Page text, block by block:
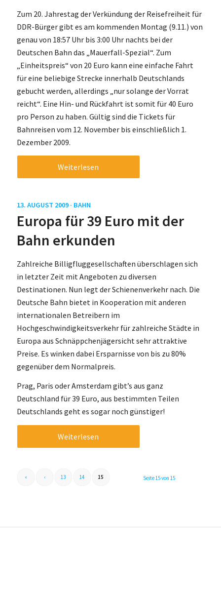
Zum 20. Jahrestag der Verkündung der Reisefreiheit für
DDR-Bürger gibt es am kommenden Montag (9.11.) von
genau von 18:57 Uhr bis 3:00 Uhr nachts bei der
Deutschen Bahn das „Mauerfall-Spezial“. Zum
„Einheitspreis“ von 20 Euro kann eine einfache Fahrt
für eine beliebige Strecke innerhalb Deutschlands
gebucht werden, allerdings „nur solange der Vorrat
reicht“. Eine Hin- und Rückfahrt ist somit für 40 Euro
pro Person zu haben. Gültig sind die Tickets für
Bahnreisen vom 12. November bis einschließlich 1.
Dezember 2009.
Weiterlesen
13. AUGUST 2009 · BAHN
Europa für 39 Euro mit der
Bahn erkunden
Zahlreiche Billigfluggesellschaften überschlagen sich
in letzter Zeit mit Angeboten zu diversen
Destinationen. Nun legt der Schienenverkehr nach. Die
Deutsche Bahn bietet in Kooperation mit anderen
internationalen Betreibern im
Hochgeschwindigkeitsverkehr für zahlreiche Städte in
Europa aus Schnäppchenjägersicht sehr attraktive
Preise. Es winken dabei Ersparnisse von bis zu 80%
gegenüber dem Normalpreis.
Prag, Paris oder Amsterdam gibt’s aus ganz
Deutschland für 39 Euro, aus bestimmten Teilen
Deutschlands geht es sogar noch günstiger!
Weiterlesen
Seite 15 von 15
« ‹ 13 14 15